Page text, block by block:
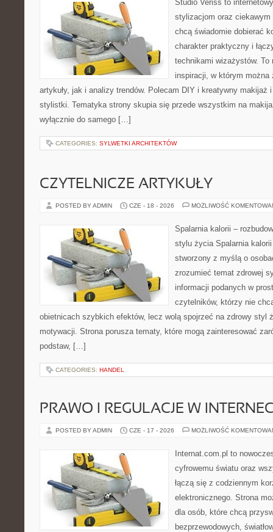
Studio Veriss to
stylizacjom oraz ciekawym
chcą świadomie dobierać
charakter praktyczny i
technikami wizażystów. To
inspiracji, w którym
artykuły, jak i analizy trendów. Polecam DIY i kreatywny makijaż
stylistki. Tematyka strony skupia się przede wszystkim na
wyłącznie do samego […]
CATEGORIES: SYLWETKI ARCHITEKTÓW
CZYTELNICZE ARTYKUŁY
POSTED BY ADMIN CZE - 18 - 2026 MOŻLIWOŚĆ
Spalarnia kalorii –
stylu życia Spalarnia
stworzony z myślą o
zrozumieć temat zdrowej
informacji podanych w
czytelników, którzy nie
obietnicach szybkich efektów, lecz wolą spojrzeć na zdrowy styl
motywacji. Strona porusza tematy, które mogą zainteresować
podstaw, […]
CATEGORIES: HANDEL
PRAWO I REGULACJE W
POSTED BY ADMIN CZE - 17 - 2026 MOŻLIWOŚĆ
Internat.com.pl to
cyfrowemu światu oraz
łączą się z codziennym
elektronicznego. Strona
dla osób, które chcą
bezprzewodowych,